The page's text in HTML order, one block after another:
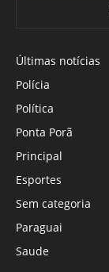
Últimas notícias
Polícia
Política
Ponta Porã
Principal
Esportes
Sem categoria
Paraguai
Saude